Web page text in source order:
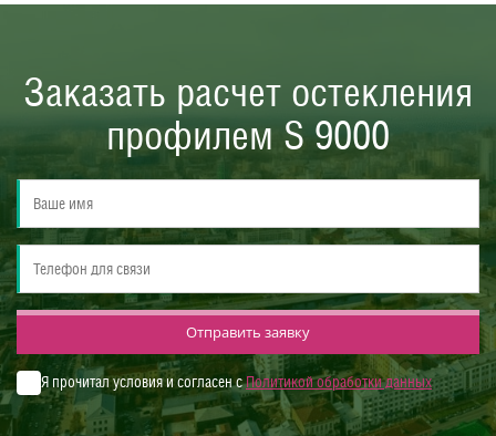
Заказать расчет остекления
профилем S 9000
Отправить заявку
Я прочитал условия и согласен сПолитикой обработки данных